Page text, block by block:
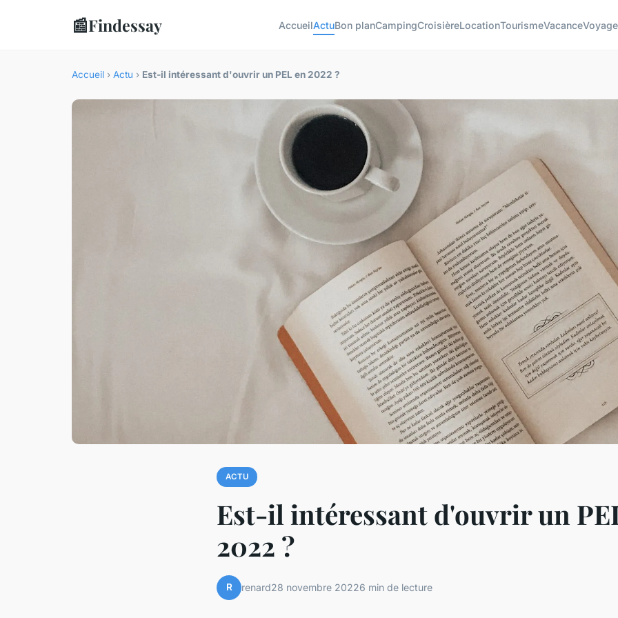
📰Findessay AccueilActuBon planCampingCroisièreLocationTourismeVacanceVoyage
Accueil › Actu › Est-il intéressant d'ouvrir un PEL en 2022 ?
ACTU
Est-il intéressant d'ouvrir un
2022 ?
R renard28 novembre 20226 min de lecture